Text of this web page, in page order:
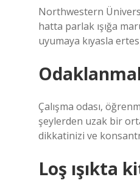
Northwestern
hatta parlak ışığa
uyumaya kıyasla
Çalışma odası,
şeylerden uzak bir
dikkatinizi ve
Loş ışıkta